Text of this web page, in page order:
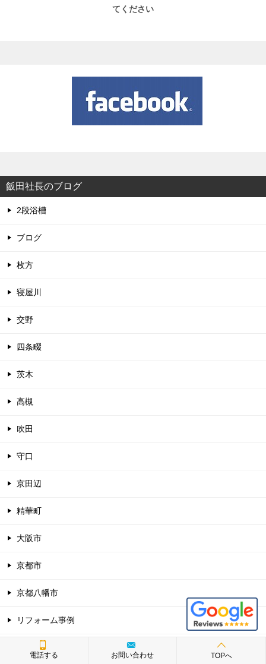
てください
飯田社長のブログ
2段浴槽
ブログ
枚方
寝屋川
交野
四条畷
茨木
高槻
吹田
守口
京田辺
精華町
大阪市
京都市
京都八幡市
リフォーム事例
オススメ
電話する お問い合わせ TOPへ